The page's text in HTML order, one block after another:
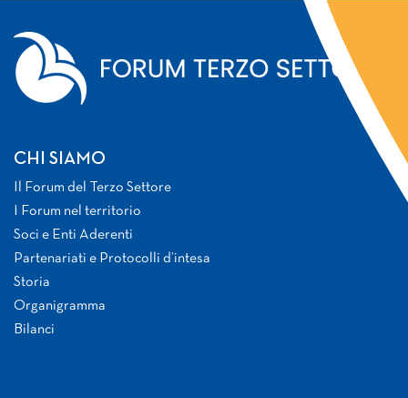
CHI SIAMO
Il Forum del Terzo Settore
I Forum nel territorio
Soci e Enti Aderenti
Partenariati e Protocolli d’intesa
Storia
Organigramma
Bilanci